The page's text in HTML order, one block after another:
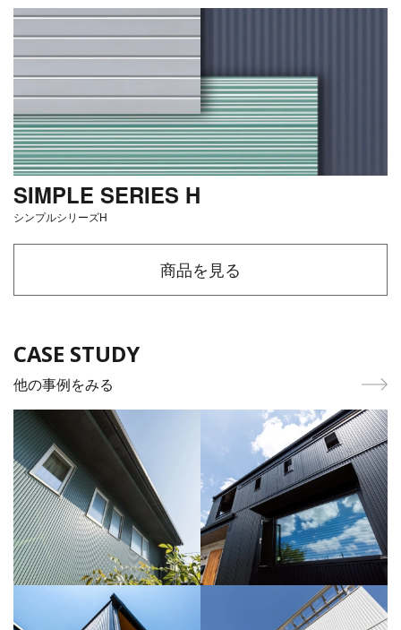
SIMPLE SERIES H
シンプルシリーズH
商品を見る
CASE STUDY
他の事例をみる